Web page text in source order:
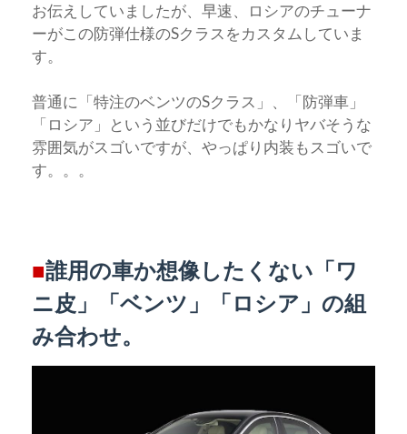
お伝えしていましたが、早速、ロシアのチューナ
ーがこの防弾仕様のSクラスをカスタムしていま
す。
普通に「特注のベンツのSクラス」、「防弾車」
「ロシア」という並びだけでもかなりヤバそうな
雰囲気がスゴいですが、やっぱり内装もスゴいで
す。。。
■誰用の車か想像したくない「ワ
ニ皮」「ベンツ」「ロシア」の組
み合わせ。